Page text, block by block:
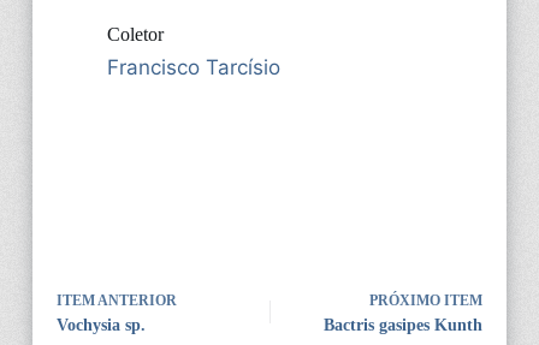
Coletor
Francisco Tarcísio
ITEM ANTERIOR
Vochysia sp.
PRÓXIMO ITEM
Bactris gasipes Kunth